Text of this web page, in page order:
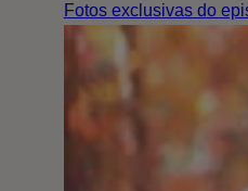
Fotos exclusivas do